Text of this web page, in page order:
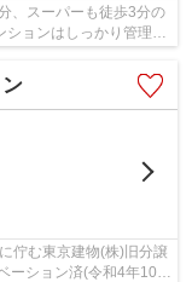
、スーパーも徒歩3分の
ションはしっかり管理さ
佇む東京建物(株)旧分譲
ーション済(令和4年10月